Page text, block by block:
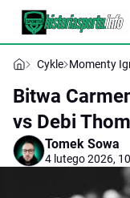
Cykle Momenty
Bitwa
vs Debi
Tomek Sowa
4 lutego 2026,